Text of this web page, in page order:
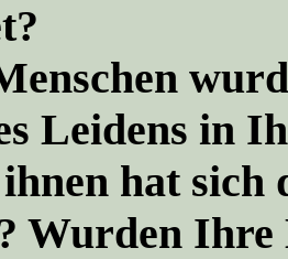
Leidens in
hat sich
Wurden